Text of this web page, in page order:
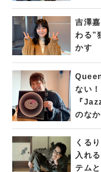
吉澤
わる”
かす
ない
『
のな
くる
入れ
テム